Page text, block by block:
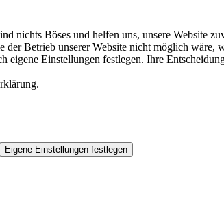
nichts Böses und helfen uns, unsere Website
Betrieb unserer Website nicht möglich
eigene Einstellungen festlegen. Ihre
Eigene Einstellungen festlegen